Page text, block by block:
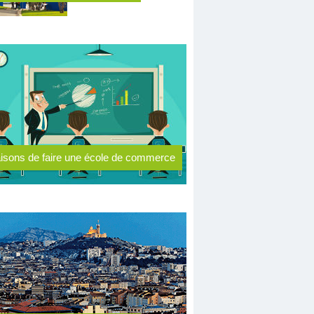
de faire une école de commerce